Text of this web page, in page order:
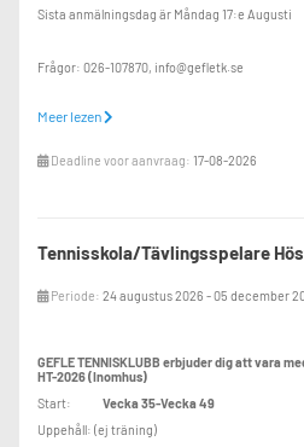
Sista anmälningsdag är Måndag 17:e Augusti
Frågor: 026-107870, info@gefletk.se
Finns följande dagar och tider att välja på:
Tisdag: kl 17:10-17:50
Gefle Tennisklubb
Tel:026-107870 Mail: info@gefletk.se
Meer lezen
Deadline voor aanvraag: 17-08-2026
Tennisskola/Tävlingsspelare
Periode: 24 augustus 2026 - 05 december
GEFLE TENNISKLUBB erbjuder dig att vara
HT-2026 (Inomhus)
Start: Vecka 35-Vecka 49
Uppehåll: (ej träning)